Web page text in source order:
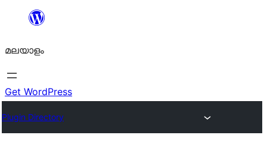
ഉള്ളടക്കത്തിലേക്ക്
മലയാളം
Get WordPress
Plugin Directory